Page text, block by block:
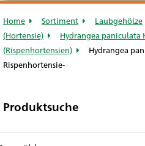
Home Sortiment Laubgehölze
(Hortensie)
Hydrangea paniculata
(Rispenhortensien)
Hydrangea
Rispenhortensie-
Produktsuche